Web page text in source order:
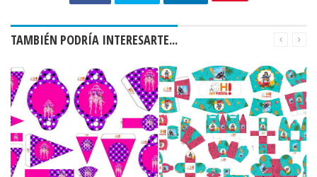
TAMBIÉN PODRÍA INTERESARTE...